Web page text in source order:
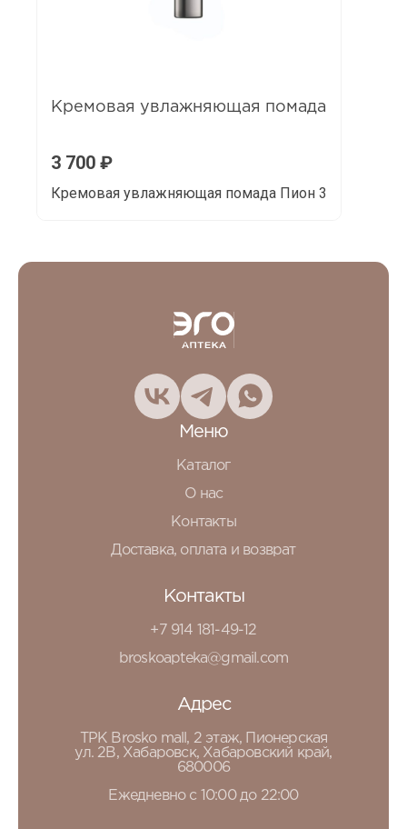
Кремовая увлажняющая помада
3 700 ₽
Кремовая увлажняющая помада Пион 3
Меню
Каталог
О нас
Контакты
Доставка, оплата и возврат
Контакты
+7 914 181-49-12
broskoapteka@gmail.com
Адрес
ТРК Brosko mall, 2 этаж, Пионерская
ул. 2В, Хабаровск, Хабаровский край,
680006
Ежедневно с 10:00 до 22:00